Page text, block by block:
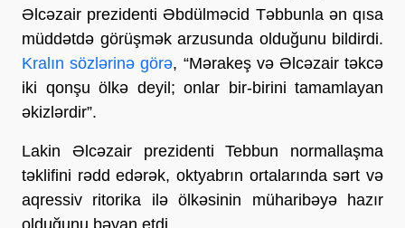
Əlcəzair prezidenti Əbdülməcid Təbbunla ən qısa
müddətdə görüşmək arzusunda olduğunu bildirdi.
Kralın sözlərinə görə, “Mərakeş və Əlcəzair təkcə
iki qonşu ölkə deyil; onlar bir-birini tamamlayan
əkizlərdir”.
Lakin Əlcəzair prezidenti Tebbun normallaşma
təklifini rədd edərək, oktyabrın ortalarında sərt və
aqressiv ritorika ilə ölkəsinin müharibəyə hazır
olduğunu bəyan etdi.